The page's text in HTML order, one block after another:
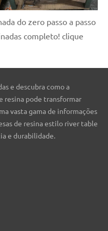
do zero passo a passo
completo! clique
e descubra como a
resina pode transformar
vasta gama de informações
de resina estilo river table
e durabilidade.